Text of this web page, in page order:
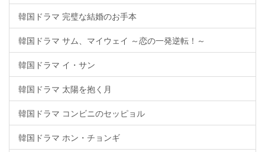
韓国ドラマ 完璧な結婚のお手本
韓国ドラマ サム、マイウェイ ～恋の一発逆転！～
韓国ドラマ イ・サン
韓国ドラマ 太陽を抱く月
韓国ドラマ コンビニのセッピョル
韓国ドラマ ホン・チョンギ